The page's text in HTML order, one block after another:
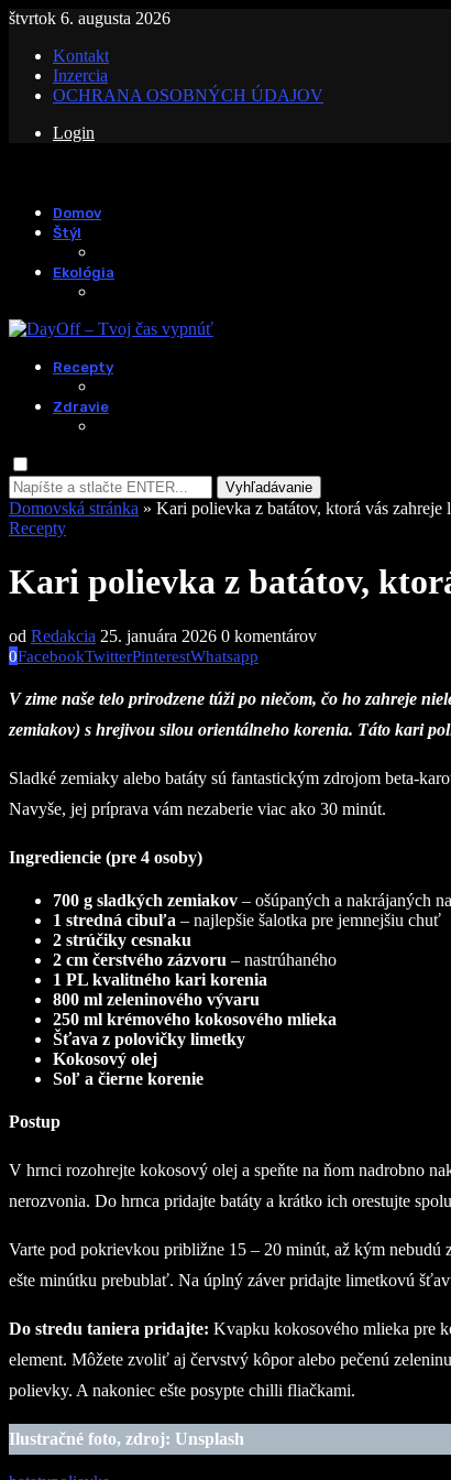
štvrtok 6. augusta 2026
Kontakt
Inzercia
OCHRANA OSOBNÝCH ÚDAJOV
Login
Domov
Štýl
Ekológia
Recepty
Zdravie
Vyhľadávanie
Domovská stránka » Kari polievka z batátov, ktorá vás zahreje
Recepty
Kari polievka z batátov,
od Redakcia 25. januára 2026 0 komentárov
0FacebookTwitterPinterestWhatsapp
V zime naše telo prirodzene túži po niečom, čo ho zahreje
zemiakov) s hrejivou silou orientálneho korenia. Táto kari
Sladké zemiaky alebo batáty sú fantastickým zdrojom beta-
Navyše, jej príprava vám nezaberie viac ako 30 minút.
Ingrediencie (pre 4 osoby)
700 g sladkých zemiakov – ošúpaných a nakrájaných
1 stredná cibuľa – najlepšie šalotka pre jemnejšiu chuť
2 strúčiky cesnaku
2 cm čerstvého zázvoru – nastrúhaného
1 PL kvalitného kari korenia
800 ml zeleninového vývaru
250 ml krémového kokosového mlieka
Šťava z polovičky limetky
Kokosový olej
Soľ a čierne korenie
Postup
V hrnci rozohrejte kokosový olej a speňte na ňom nadrobno
nerozvonia. Do hrnca pridajte batáty a krátko ich orestujte
Varte pod pokrievkou približne 15 – 20 minút, až kým nebudú
ešte minútku prebublať. Na úplný záver pridajte limetkovú
Do stredu taniera pridajte: Kvapku kokosového mlieka pre
element. Môžete zvoliť aj červstvý kôpor alebo pečenú
polievky. A nakoniec ešte posypte chilli fliačkami.
Ilustračné foto, zdroj: Unsplash